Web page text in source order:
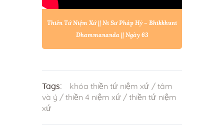
Thiền Tứ Niệm Xứ || Ni Sư Pháp Hỷ – Bhikkhuni
Dhammananda || Ngày 63
Tags: khóa thiền tứ niệm xứ/ tâm
và ý / thiền 4 niệm xứ / thiền tứ niệm
xứ